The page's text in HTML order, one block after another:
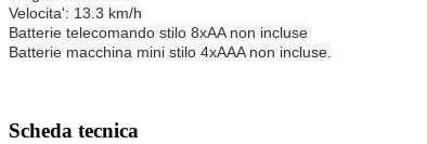
Velocita': 13.3 km/h
Batterie telecomando stilo 8xAA non incluse
Batterie macchina mini stilo 4xAAA non incluse.
Scheda tecnica